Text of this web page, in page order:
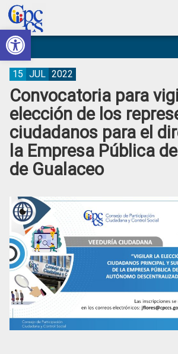
Abrir barra de herramientas
Skip
to
primary
navigation
Skip
to
main
content
Skip
to
primary
sidebar
Skip
to
footer
Consejo
de
Participación
Ciudadana
Control
Social
Construyendo
Poder
Ciudadano
Convocatoria para
elección de los
ciudadanos para el
la Empresa Pública
de Gualaceo
15 JUL 2022